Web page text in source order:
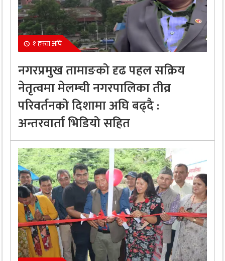
१ हफ्ता अघि
नगरप्रमुख तामाङको दृढ पहल सक्रिय
नेतृत्वमा मेलम्ची नगरपालिका तीव्र
परिवर्तनको दिशामा अघि बढ्दै :
अन्तरवार्ता भिडियो सहित